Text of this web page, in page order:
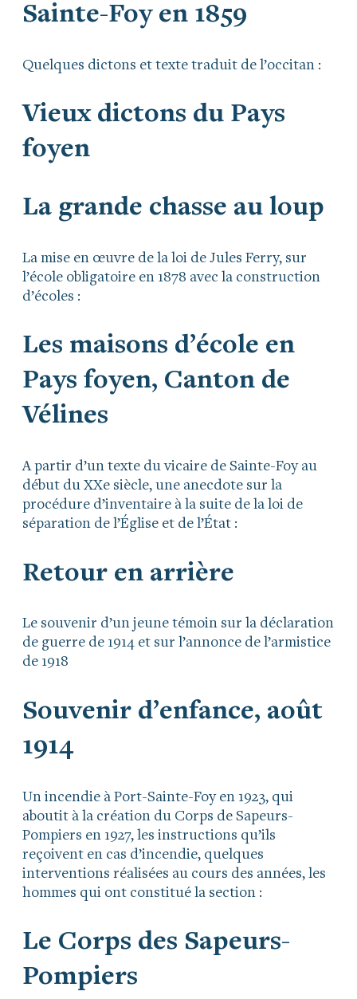
Sainte-Foy en 1859
Quelques dictons et texte traduit de l’occitan :
Vieux dictons du Pays
foyen
La grande chasse au loup
La mise en œuvre de la loi de Jules Ferry, sur
l’école obligatoire en 1878 avec la construction
d’écoles :
Les maisons d’école en
Pays foyen, Canton de
Vélines
A partir d’un texte du vicaire de Sainte-Foy au
début du XXe siècle, une anecdote sur la
procédure d’inventaire à la suite de la loi de
séparation de l’Église et de l’État :
Retour en arrière
Le souvenir d’un jeune témoin sur la déclaration
de guerre de 1914 et sur l’annonce de l’armistice
de 1918
Souvenir d’enfance, août
1914
Un incendie à Port-Sainte-Foy en 1923, qui
aboutit à la création du Corps de Sapeurs-
Pompiers en 1927, les instructions qu’ils
reçoivent en cas d’incendie, quelques
interventions réalisées au cours des années, les
hommes qui ont constitué la section :
Le Corps des Sapeurs-
Pompiers